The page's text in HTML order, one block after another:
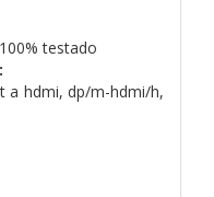
testado
a hdmi, dp/m-hdmi/h,